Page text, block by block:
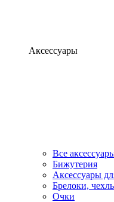
Аксессуары
Все
Бижутерия
Аксессуары
Брелоки,
Очки